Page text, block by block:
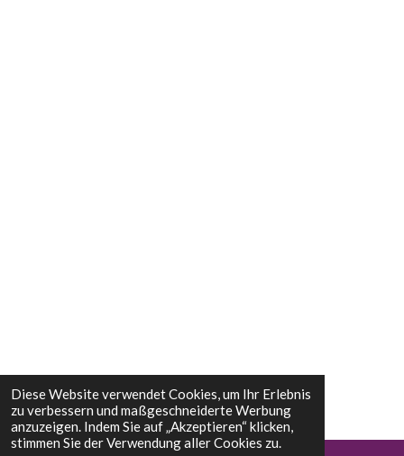
Diese Website verwendet Cookies, um Ihr Erlebnis
zu verbessern und maßgeschneiderte Werbung
anzuzeigen. Indem Sie auf „Akzeptieren“ klicken,
stimmen Sie der Verwendung aller Cookies zu.